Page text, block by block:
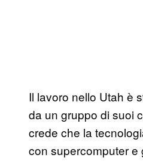
Il lavoro nello Utah è
da un gruppo di suoi
crede che la
con supercomputer e